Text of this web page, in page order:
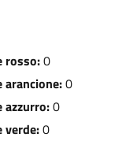
rosso:0
arancione:0
azzurro:0
verde:0